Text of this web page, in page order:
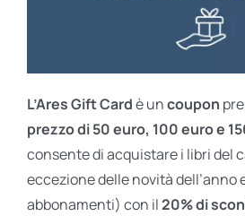
L’Ares Gift Cardè uncoupon
prezzo di 50 euro, 100 euro e
consente di acquistare i libri del
eccezione delle novità dell’anno
abbonamenti) con il20% di